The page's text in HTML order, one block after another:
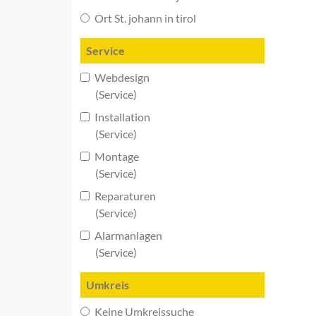
Ort St. johann in tirol
Service
Webdesign
(Service)
Installation
(Service)
Montage
(Service)
Reparaturen
(Service)
Alarmanlagen
(Service)
Umkreis
Keine Umkreissuche